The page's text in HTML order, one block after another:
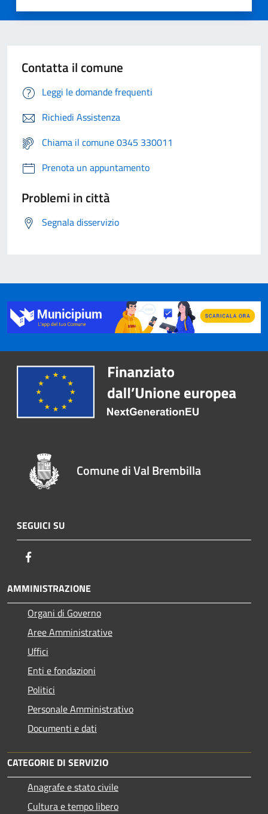
Contatta il comune
Leggi le domande frequenti
Richiedi Assistenza
Chiama il comune 0345 330011
Prenota un appuntamento
Problemi in città
Segnala disservizio
Comune di Val Brembilla
SEGUICI SU
AMMINISTRAZIONE
Organi di Governo
Aree Amministrative
Uffici
Enti e fondazioni
Politici
Personale Amministrativo
Documenti e dati
CATEGORIE DI SERVIZIO
Anagrafe e stato civile
Cultura e tempo libero